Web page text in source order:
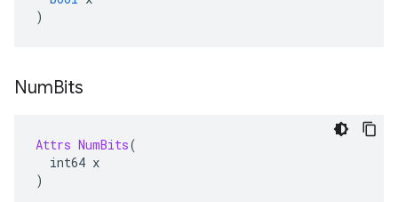
)
NumBits
Attrs NumBits(
int64 x
)